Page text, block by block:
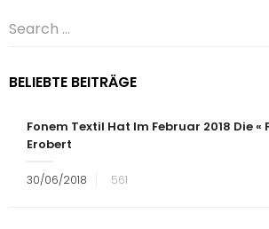
BELIEBTE BEITRÄGE
Fonem Textil Hat Im Februar 2018 Die «
Erobert
30/06/2018 561